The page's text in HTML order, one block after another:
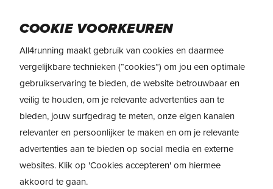
content
REVIEW
REVIEW: NIKE
VOMERO PREMIUM
– NEXT LEVEL
COMFORT
COOKIE VOORKEUREN
All4running maakt gebruik van cookies en daarmee
vergelijkbare technieken (“cookies”) om jou een optimale
gebruikservaring te bieden, de website betrouwbaar en
veilig te houden, om je relevante advertenties aan te
bieden, jouw surfgedrag te meten, onze eigen kanalen
relevanter en persoonlijker te maken en om je relevante
advertenties aan te bieden op social media en externe
websites. Klik op 'Cookies accepteren' om hiermee
akkoord te gaan.